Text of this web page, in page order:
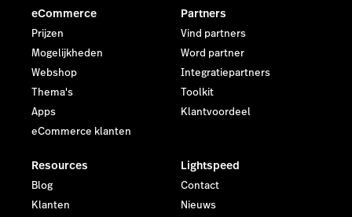
eCommerce
Prijzen
Mogelijkheden
Webshop
Thema's
Apps
eCommerce klanten
Partners
Vind partners
Word partner
Integratiepartners
Toolkit
Klantvoordeel
Resources
Blog
Klanten
Lightspeed
Contact
Nieuws